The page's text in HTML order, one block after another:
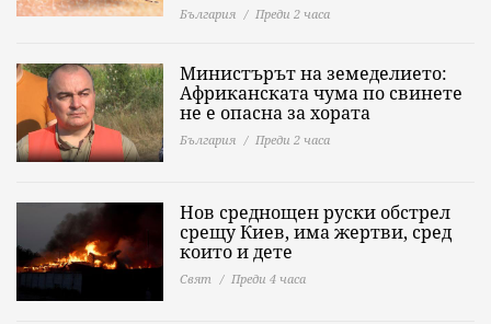
България Преди 2 часа
Министърът на земеделието:
Африканската чума по свинете
не е опасна за хората
България Преди 2 часа
Нов среднощен руски обстрел
срещу Киев, има жертви, сред
които и дете
Свят Преди 4 часа